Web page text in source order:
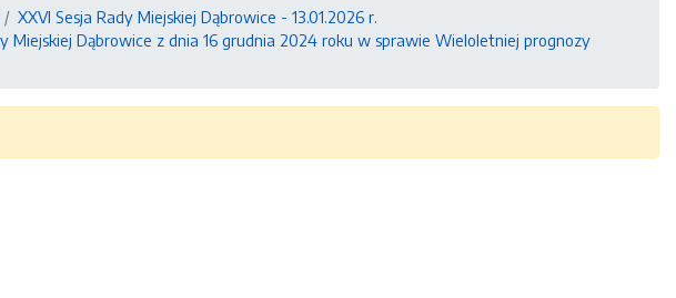
XXVI Sesja Rady Miejskiej Dąbrowice - 13.01.2026 r.
Miejskiej Dąbrowice z dnia 16 grudnia 2024 roku w sprawie Wieloletniej prognozy